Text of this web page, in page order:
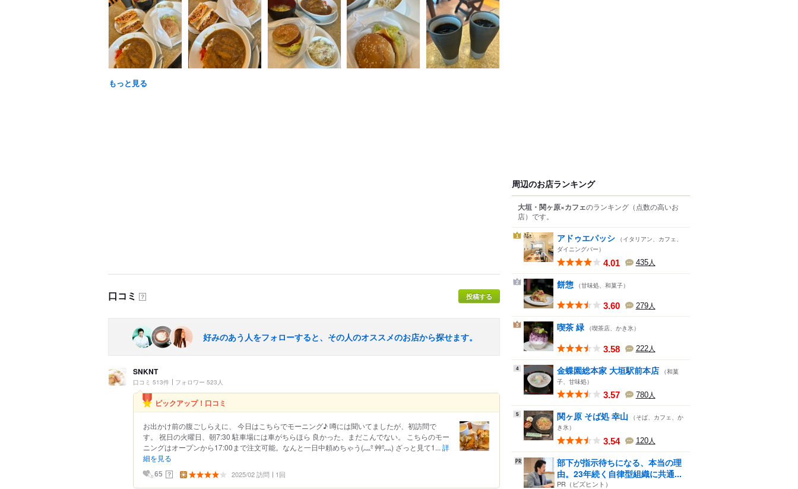
もっと見る
口コミ ？ 投稿する
好みのあう人をフォローすると、その人のオススメのお店から探せます。
SNKNT
口コミ 513件 フォロワー 523人
ピックアップ！口コミ
お出かけ前の腹ごしらえに、 今日はこちらでモーニング♪ 噂には聞いてましたが、初訪問で
す。 祝日の火曜日、朝7:30 駐車場には車がちらほら 良かった、まだこんでない。 こちらのモー
ニングはオープンから17:00まで注文可能。なんと一日中頼めちゃう(灬º 艸º灬) ざっと見て1... 詳
細を見る
65 ？ 2025/02 訪問 1回
周辺のお店ランキング
大垣・関ヶ原×カフェのランキング （点数の高いお
店） です。
1 アドゥエパッシ （イタリアン、カフェ、
ダイニングバー）
4.01 435人
2 餅惣 （甘味処、和菓子）
3.60 279人
3 喫茶 緑 （喫茶店、かき氷）
3.58 222人
4 金蝶園総本家 大垣駅前本店 （和菓
子、甘味処）
3.57 780人
5 関ヶ原 そば処 幸山
（そば、カフェ、か
き氷）
3.54 120人
部下が指示待ちになる、本当の理
由。23年続く自律型組織に共通...
PR（ビズヒント）